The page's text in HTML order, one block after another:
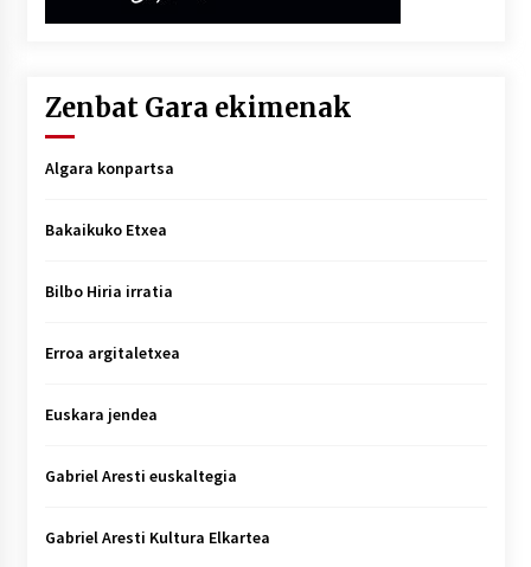
Zenbat Gara ekimenak
Algara konpartsa
Bakaikuko Etxea
Bilbo Hiria irratia
Erroa argitaletxea
Euskara jendea
Gabriel Aresti euskaltegia
Gabriel Aresti Kultura Elkartea